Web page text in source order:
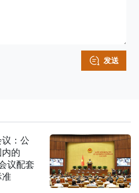
发送
：公
的
议配套
准